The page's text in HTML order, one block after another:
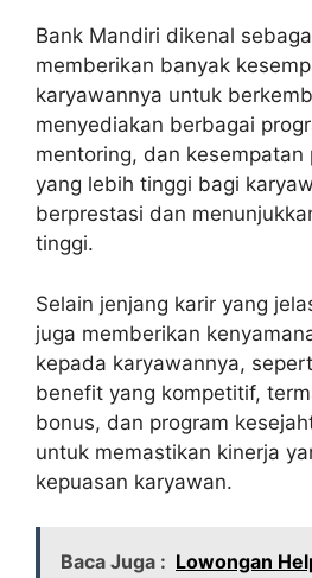
Bank Mandiri dikenal
memberikan banyak
karyawannya untuk
menyediakan berbagai
mentoring, dan kesempatan
yang lebih tinggi bagi
berprestasi dan
tinggi.
Selain jenjang karir yang
juga memberikan
kepada karyawannya,
benefit yang kompetitif,
bonus, dan program
untuk memastikan kinerja
kepuasan karyawan.
Baca Juga : Lowongan